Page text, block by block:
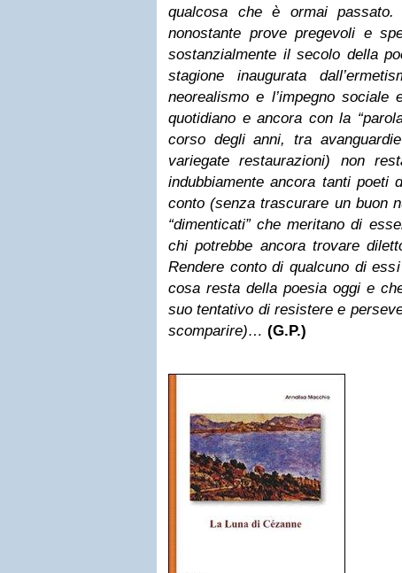
qualcosa che è ormai
nonostante prove pregevoli e
sostanzialmente il secolo della
stagione inaugurata
neorealismo e l’impegno
quotidiano e ancora con la
corso degli anni, tra
variegate restaurazioni) non
indubbiamente ancora tanti poeti
conto (senza trascurare un buon
“dimenticati” che meritano di
chi potrebbe ancora trovare
Rendere conto di qualcuno di
cosa resta della poesia oggi e
suo tentativo di resistere e
scomparire)… (G.P.)